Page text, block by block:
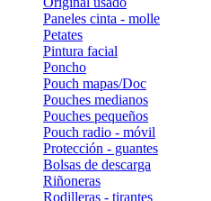
Paneles cinta - molle
Petates
Pintura facial
Poncho
Pouch mapas/Doc
Pouches medianos
Pouches pequeños
Pouch radio - móvil
Protección - guantes
Bolsas de descarga
Riñoneras
Rodilleras - tirantes